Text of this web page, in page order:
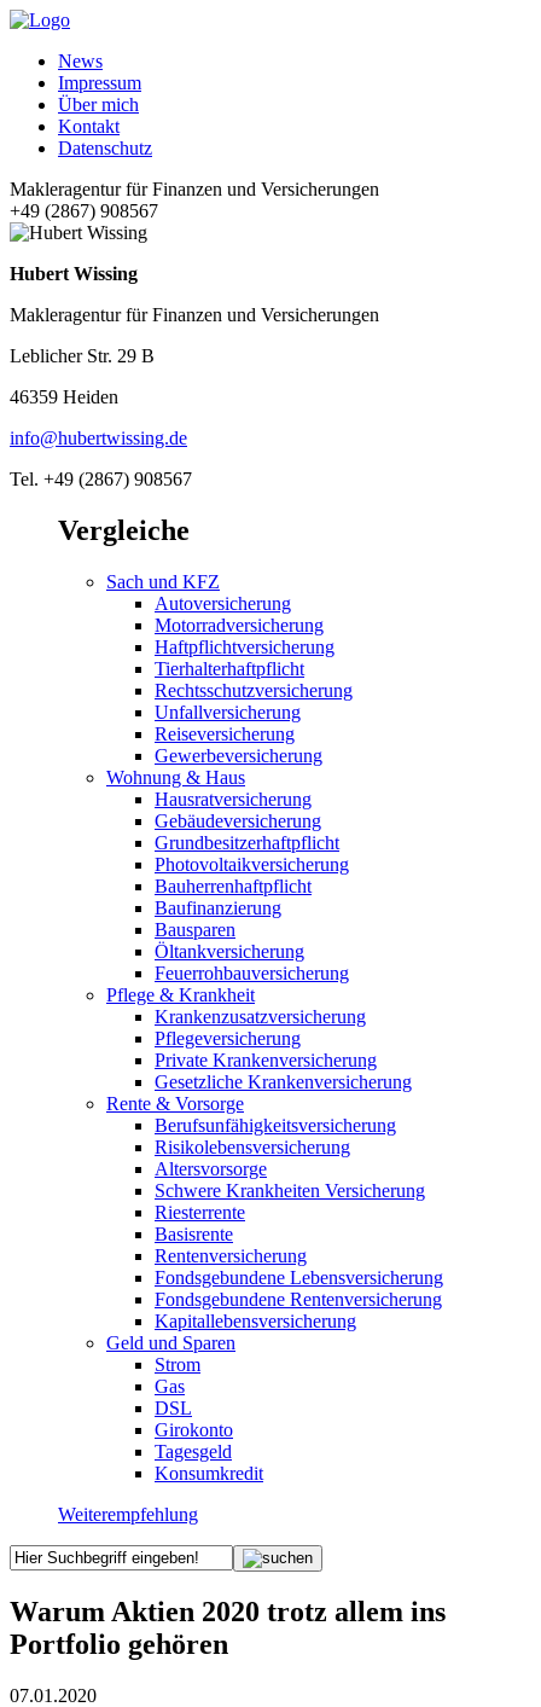
News
Impressum
Über mich
Kontakt
Datenschutz
Makleragentur für Finanzen und Versicherungen
+49 (2867) 908567
Hubert Wissing
Makleragentur für Finanzen und Versicherungen
Leblicher Str. 29 B
46359 Heiden
info@hubertwissing.de
Tel. +49 (2867) 908567
Vergleiche
Sach und KFZ
Autoversicherung
Motorradversicherung
Haftpflichtversicherung
Tierhalterhaftpflicht
Rechtsschutzversicherung
Unfallversicherung
Reiseversicherung
Gewerbeversicherung
Wohnung & Haus
Hausratversicherung
Gebäudeversicherung
Grundbesitzerhaftpflicht
Photovoltaikversicherung
Bauherrenhaftpflicht
Baufinanzierung
Bausparen
Öltankversicherung
Feuerrohbauversicherung
Pflege & Krankheit
Krankenzusatzversicherung
Pflegeversicherung
Private Krankenversicherung
Gesetzliche Krankenversicherung
Rente & Vorsorge
Berufs­unfähigkeitsversicherung
Risikolebensversicherung
Altersvorsorge
Schwere Krankheiten Versicherung
Riesterrente
Basisrente
Rentenversicherung
Fondsgebundene Lebensversicherung
Fondsgebundene Rentenversicherung
Kapitallebensversicherung
Geld und Sparen
Strom
Gas
DSL
Girokonto
Tagesgeld
Konsumkredit
Weiterempfehlung
Warum Aktien 2020 trotz allem ins
Portfolio gehören
07.01.2020